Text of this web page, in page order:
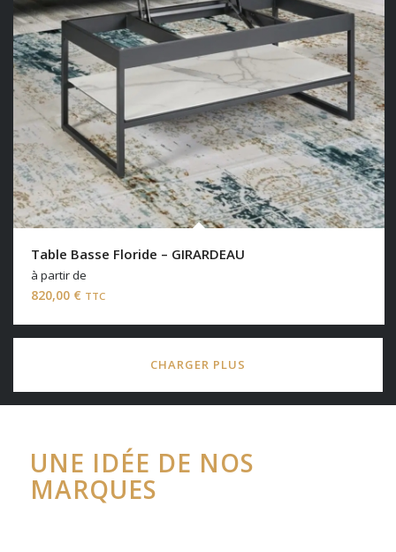
Table Basse Floride – GIRARDEAU
à partir de
820,00 € TTC
CHARGER PLUS
UNE IDÉE DE NOS
MARQUES